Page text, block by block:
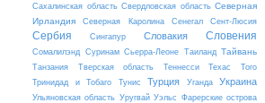
Сахалинская область Свердловская область Северная
Ирландия
Северная Каролина Сенегал Сент-Люсия
Сербия Сингапур Словакия Словения
Сомалилэнд Суринам Сьерра-Леоне Таиланд Тайвань
Танзания Тверская область Теннесси Техас
Того
Тринидад и Тобаго
Тунис Турция Уганда Украина
Ульяновская область Уругвай Уэльс Фарерские острова